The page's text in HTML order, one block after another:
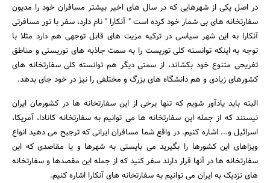
جستجو
در اصل یکی از شهرهایی که در سال های اخیر بیشتر مسافران خود را مدیون
سفارتخانه های بی شمار خود کرده است " آنکارا " نام دارد، سفر با تور مسافرتی
آنکارا به این شهر سیاسی در ترکیه مزیت های قابل توجهی هم دارد مثلا با
توجه به اینکه توانسته کلی توریست را به سمت جاذبه های توریستی و مناطق
تفریحی متنوع خود بکشاند، از سمتی دیگر هم توانسته کلی سفارتخانه های
کشورهای زیادی و هم دانشگاه های بزرگ و مختلفی را نیز در خود جای بدهد.
البته باید یادآور شویم که تنها برخی از این سفارتخانه ها در کشورمان ایران
نیستند که از جمله این سفارتخانه ها می توانیم به سفارتخانه کانادا، آمریکا،
اسرائیل و... اشاره کنیم. در واقع شما مسافران ایرانی که ترجیح می دهید انواع
ویزاهای این کشورها را بگیرید می بایستی به شهرها و یا مقاصدی که این
سفارتخانه ها در آنها قرار دارند سفر کنید که از جمله این مقصدها و سفارتخانه
های نزدیک به ایران می توانیم به سفارتخانه های آنکارا اشاره کنیم.